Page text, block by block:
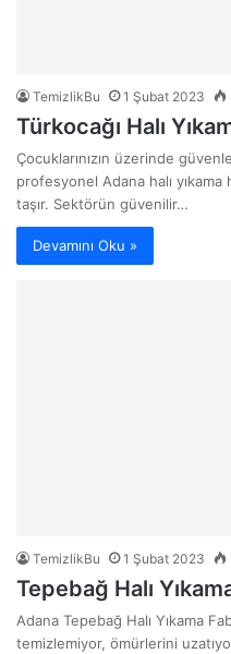
TemizlikBu 1 Şubat 2023
Türkocağı Halı
Çocuklarınızın üzerinde
profesyonel Adana halı
taşır. Sektörün güvenilir…
Devamını Oku »
TemizlikBu 1 Şubat 2023
Tepebağ Halı
Adana Tepebağ Halı Yıkama
temizlemiyor, ömürlerini